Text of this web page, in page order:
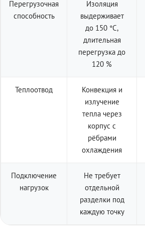
Перегрузочная
способность
Изоляция
выдерживает
до 150 °C,
длительная
перегрузка до
120 %
Теплоотвод
Конвекция и
излучение
тепла через
корпус с
рёбрами
охлаждения
Подключение
нагрузок
Не требует
отдельной
разделки под
каждую точку